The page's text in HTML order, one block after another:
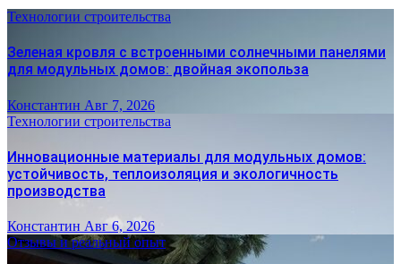
Технологии строительства
Зеленая кровля с встроенными солнечными панелями
для модульных домов: двойная экопольза
Константин Авг 7, 2026
Технологии строительства
Инновационные материалы для модульных домов:
устойчивость, теплоизоляция и экологичность
производства
Константин Авг 6, 2026
Отзывы и реальный опыт